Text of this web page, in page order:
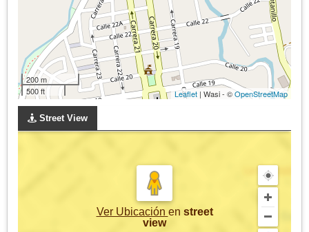
200 m
500 ft
Leaflet | Wasi - ©OpenStreetMap
Street View
Ver Ubicación en street
view